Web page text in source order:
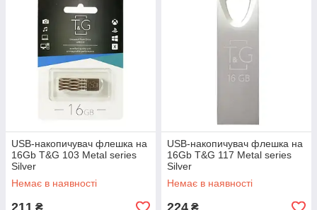
USB-накопичувач флешка на
16Gb T&G 103 Metal series
Silver
Немає в наявності
211 ₴
USB-накопичувач флешка на
16Gb T&G 117 Metal series
Silver
Немає в наявності
224 ₴